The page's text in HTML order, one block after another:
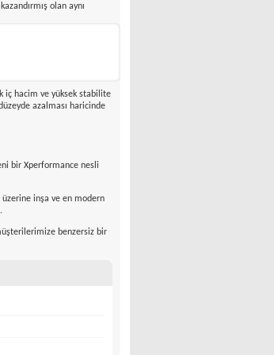
olan aynı
iç hacim ve yüksek stabilite
azalması haricinde
bir Xperformance nesli
üzerine inşa ve en modern
benzersiz bir